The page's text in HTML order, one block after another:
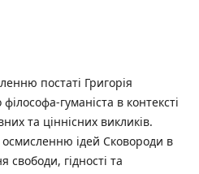
постаті Григорія
гуманіста в контексті
та ціннісних викликів.
ідей Сковороди в
свободи, гідності та